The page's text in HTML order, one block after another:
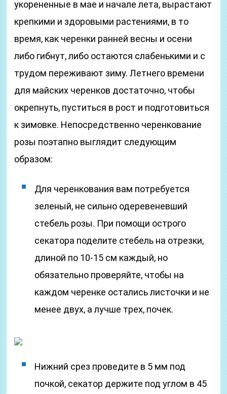
укорененные в мае и начале лета, вырастают
крепкими и здоровыми растениями, в то
время, как черенки ранней весны и осени
либо гибнут, либо остаются слабенькими и с
трудом переживают зиму. Летнего времени
для майских черенков достаточно, чтобы
окрепнуть, пуститься в рост и подготовиться
к зимовке. Непосредственно черенкование
розы поэтапно выглядит следующим
образом:
Для черенкования вам потребуется
зеленый, не сильно одеревеневший
стебель розы. При помощи острого
секатора поделите стебель на отрезки,
длиной по 10-15 см каждый, но
обязательно проверяйте, чтобы на
каждом черенке остались листочки и не
менее двух, а лучше трех, почек.
Нижний срез проведите в 5 мм под
почкой, секатор держите под углом в 45